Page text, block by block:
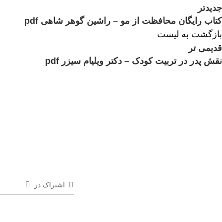
جدیدتر
کتاب رایگان محافظت از مو – راشین گوهر شاهی pdf
بازگشت به لیست
قدیمی تر
نقش پدر در تربیت کودک – دکتر ویلیام سیزر pdf
اشتراک در